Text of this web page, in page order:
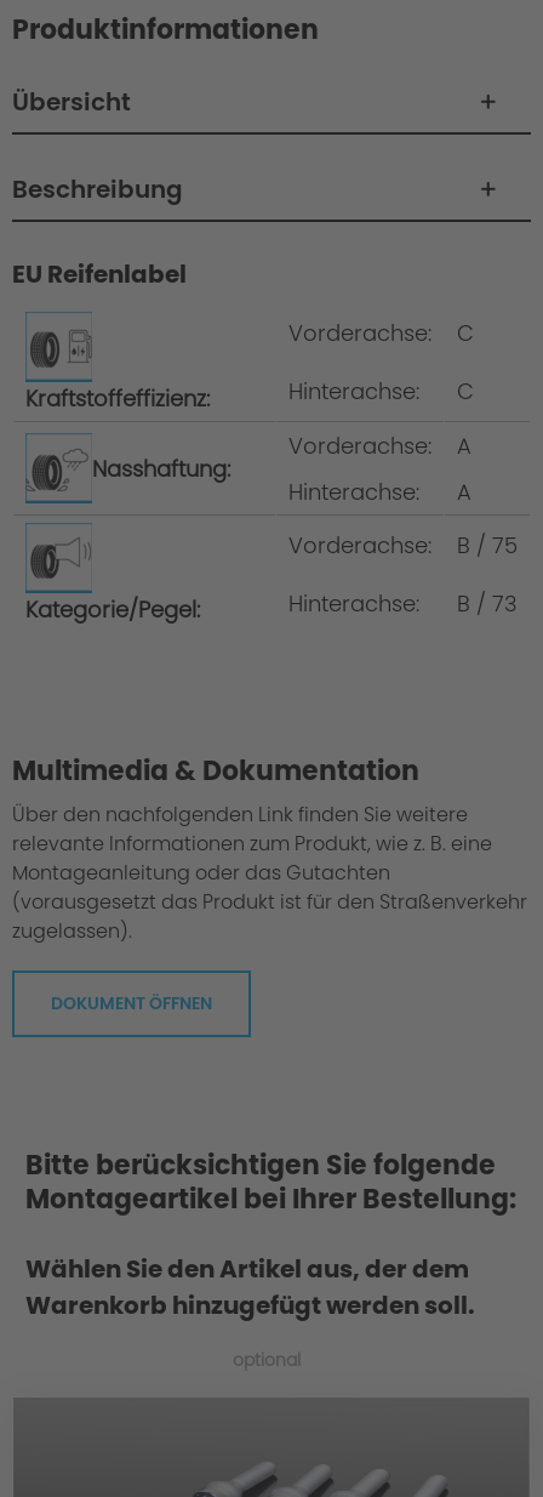
Produktinformationen
Übersicht
Beschreibung
Rad/Komplettrad = Felge inkl. Reifen
Radsatz = 4 Räder xi/xd Radsätze =
spezielle Radsätze für Allradfahrzeug
(xDrive) Mischbereifung = Bereifung an
der Hinterachse breiter, als an der
Vorderachse Rundumbereifung =
Bereifung an Vorder- und Hinterachse
EU Reifenlabel
Kraftstoffeffizienz:
Vorderachse:
C
Hinterachse:
C
Nasshaftung:
Vorderachse:
A
Hinterachse:
A
Kategorie/Pegel:
Vorderachse:
B / 75
Hinterachse:
B / 73
Multimedia & Dokumentation
Über den nachfolgenden Link finden Sie weitere
relevante Informationen zum Produkt, wie z. B. eine
Montageanleitung oder das Gutachten
(vorausgesetzt das Produkt ist für den Straßenverkehr
zugelassen).
DOKUMENT ÖFFNEN
Bitte berücksichtigen Sie folgende
Montageartikel bei Ihrer Bestellung:
Wählen Sie den Artikel aus, der dem
Warenkorb hinzugefügt werden soll.
optional